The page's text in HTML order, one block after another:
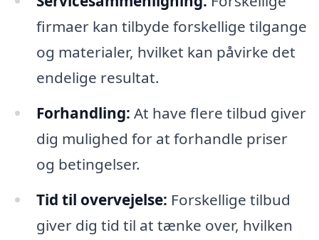
firmaer kan tilbyde forskellige tilgange
og materialer, hvilket kan påvirke det
endelige resultat.
Forhandling: At have flere tilbud giver
dig mulighed for at forhandle priser
og betingelser.
Tid til overvejelse: Forskellige tilbud
giver dig tid til at tænke over, hvilken